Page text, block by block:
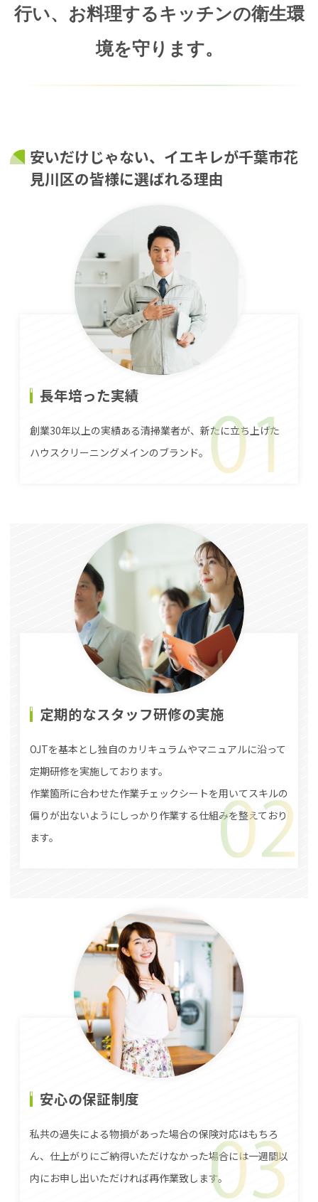
行い、 お料理するキッチンの衛生環
境を守ります。
安いだけじゃない、イエキレが千葉市花
見川区の皆様に選ばれる理由
長年培った実績
創業30年以上の実績ある清掃業者が、新たに立ち上げた
ハウスクリーニングメインのブランド。
定期的なスタッフ研修の実施
OJTを基本とし独自のカリキュラムやマニュアルに沿って
定期研修を実施しております。
作業箇所に合わせた作業チェックシートを用いてスキルの
偏りが出ないようにしっかり作業する仕組みを整えており
ます。
安心の保証制度
私共の過失による物損があった場合の保険対応はもちろ
ん、仕上がりにご納得いただけなかった場合には一週間以
内にお申し出いただければ再作業致します。